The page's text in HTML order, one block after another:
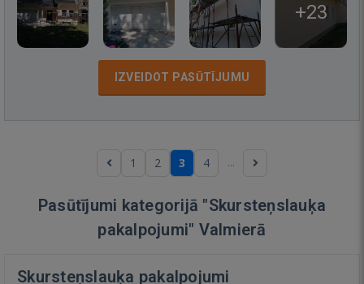
+23
IZVEIDOT PASŪTĪJUMU
1 2 3 4 ...
Pasūtījumi kategorijā "Skursteņslauķa
pakalpojumi" Valmierā
Skursteņslauķa pakalpojumi